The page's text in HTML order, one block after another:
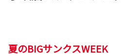
夏のBIGサンクスWEEK